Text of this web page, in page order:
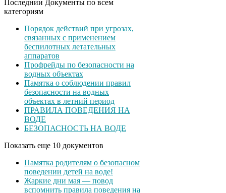
Последнии Документы по всем
категориям
Порядок действий при угрозах,
связанных с применением
беспилотных летательных
аппаратов
Профрейды по безопасности на
водных объектах
Памятка о соблюдении правил
безопасности на водных
объектах в летний период
ПРАВИЛА ПОВЕДЕНИЯ НА
ВОДЕ
БЕЗОПАСНОСТЬ НА ВОДЕ
Показать еще 10 документов
Памятка родителям о безопасном
поведении детей на воде!
Жаркие дни мая — повод
вспомнить правила поведения на